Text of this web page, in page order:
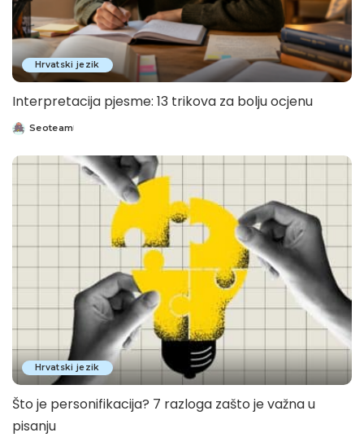
Hrvatski jezik
Interpretacija pjesme: 13 trikova za bolju ocjenu
Posted
Seoteam
Hrvatski jezik
Što je personifikacija? 7 razloga zašto je važna u
pisanju